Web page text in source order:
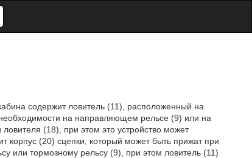
содержит ловитель (11), расположенный на
на направляющем рельсе (9) или на
(18), при этом это устройство может
корпус (20) сцепки, который может быть прижат при
или тормозному рельсу (9), при этом ловитель (11)